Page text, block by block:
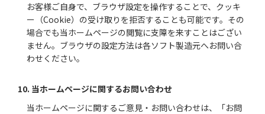
お客様ご自身で、ブラウザ設定を操作することで、クッキ
ー（Cookie）の受け取りを拒否することも可能です。その
場合でも当ホームページの閲覧に支障を来すことはござい
ません。ブラウザの設定方法は各ソフト製造元へお問い合
わせください。
10. 当ホームページに関するお問い合わせ
当ホームページに関するご意見・お問い合わせは、「お問